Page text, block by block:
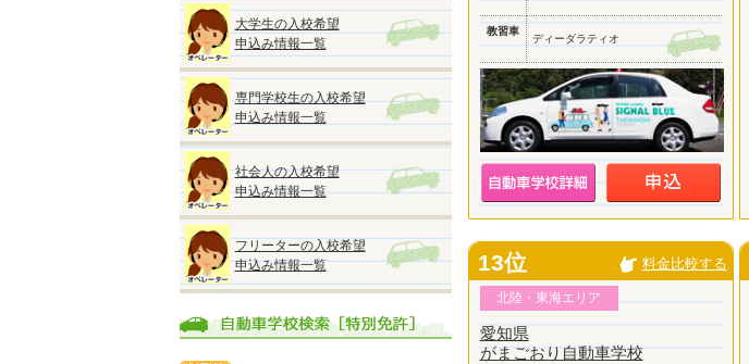
大学生の入校希望
申込み情報一覧
専門学校生の入校希望
申込み情報一覧
社会人の入校希望
申込み情報一覧
フリーターの入校希望
申込み情報一覧
教習車
ディーダラティオ
13位 料金比較する
北陸・東海エリア
愛知県
がまごおり自動車学校